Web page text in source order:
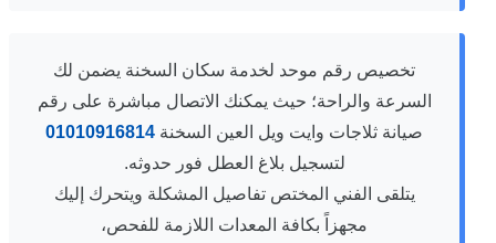
تخصيص رقم موحد لخدمة سكان السخنة يضمن لك
السرعة والراحة؛ حيث يمكنك الاتصال مباشرة على رقم
صيانة ثلاجات وايت ويل العين السخنة 01010916814
لتسجيل بلاغ العطل فور حدوثه.
يتلقى الفني المختص تفاصيل المشكلة ويتحرك إليك
مجهزاً بكافة المعدات اللازمة للفحص،